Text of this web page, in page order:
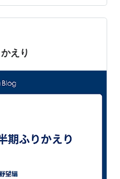
直言ってそこまで考える
は無い。音楽ライター
2025年の上半期は、ど
えり